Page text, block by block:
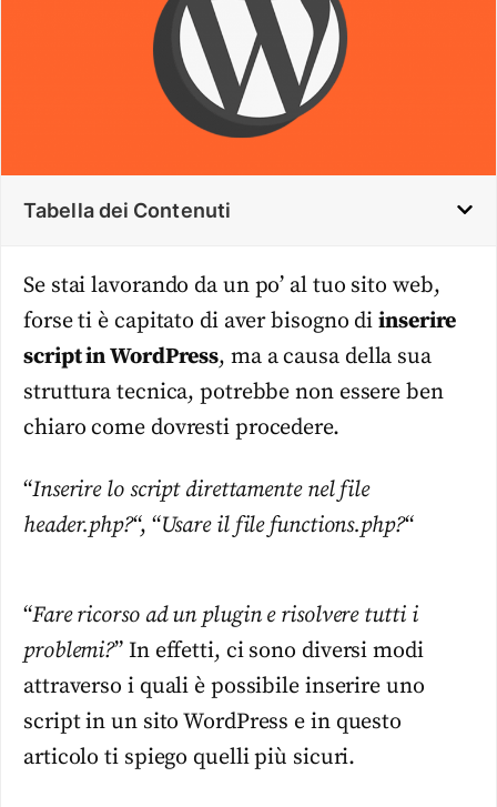
Tabella dei Contenuti
Se stai lavorando da un po’ al tuo sito web,
forse ti è capitato di aver bisogno diinserire
script in WordPress, ma a causa della sua
struttura tecnica, potrebbe non essere ben
chiaro come dovresti procedere.
“Inserire lo script direttamente nel file
header.php?“, “Usare il file functions.php?“
“Fare ricorso ad un plugin e risolvere tutti i
problemi?” In effetti, ci sono diversi modi
attraverso i quali è possibile inserire uno
script in un sito WordPress e in questo
articolo ti spiego quelli più sicuri.